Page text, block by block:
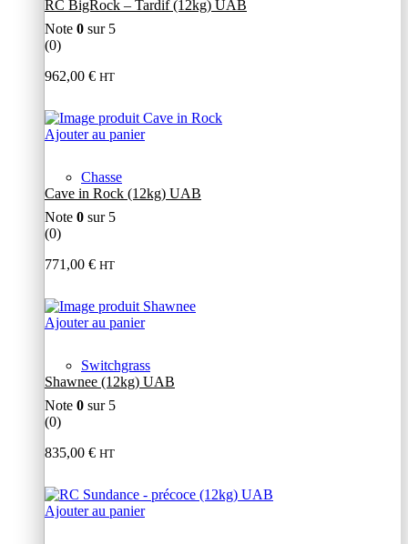
RC BigRock – Tardif (12kg) UAB
Note 0 sur 5
(0)
962,00 € HT
Ajouter au panier
Chasse
Cave in Rock (12kg) UAB
Note 0 sur 5
(0)
771,00 € HT
Ajouter au panier
Switchgrass
Shawnee (12kg) UAB
Note 0 sur 5
(0)
835,00 € HT
Ajouter au panier